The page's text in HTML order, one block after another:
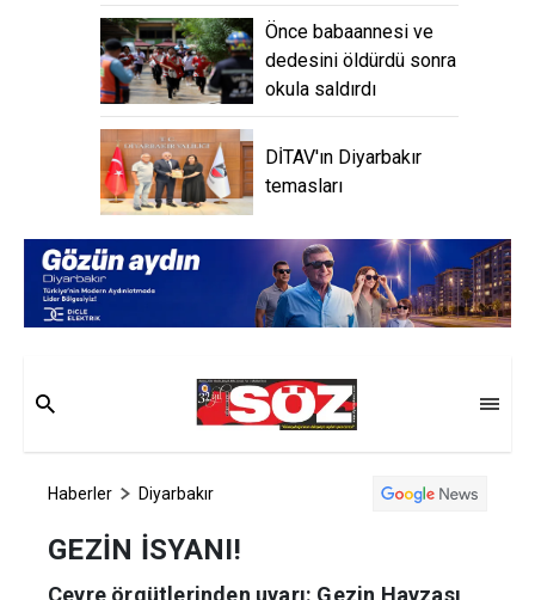
DİTAV'ın Diyarbakır
temasları
Diyarbakır
GEZİN İSYANI!
maden sevkiyatına feda edilemez